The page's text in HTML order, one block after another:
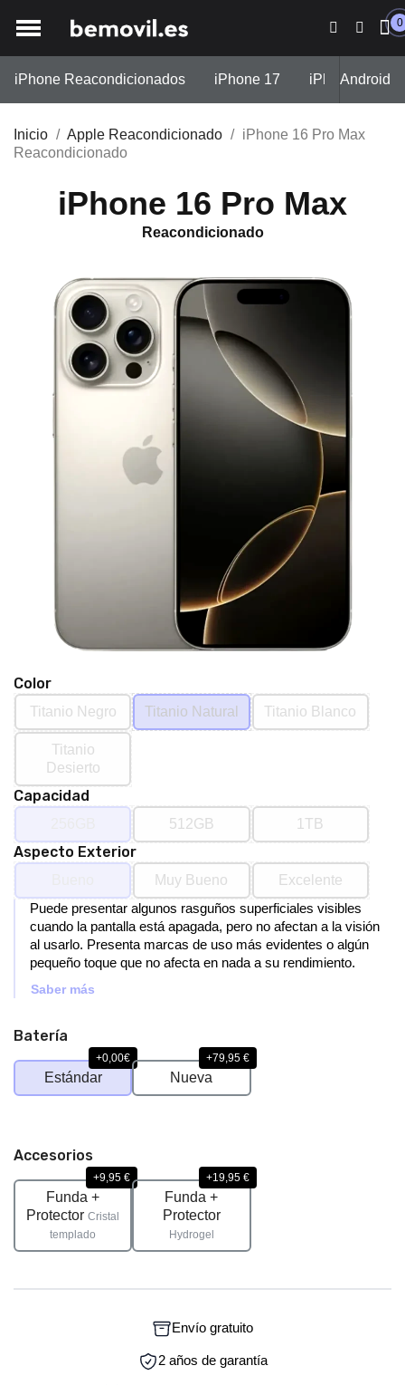
0
iPhone Reacondicionados iPhone 17 iPhone 15 Pro
Android
Inicio Apple Reacondicionado
iPhone 16 Pro Max
Reacondicionado
iPhone 16 Pro Max
Reacondicionado
Color
Titanio Negro Titanio Natural Titanio Blanco
Titanio
Desierto
Capacidad
512GB 1TB
Aspecto Exterior
Muy Bueno
Excelente
Puede presentar algunos rasguños superficiales visibles
cuando la pantalla está apagada, pero no afectan a la visión
al usarlo. Presenta marcas de uso más evidentes o algún
pequeño toque que no afecta en nada a su rendimiento.
Saber más
Batería
Estándar
+0,00€
Nueva
+79,95 €
Accesorios
Funda +
ProtectorCristal
templado
+9,95 €
Funda +
Protector
Hydrogel
+19,95 €
Envío gratuito
2 años de garantía